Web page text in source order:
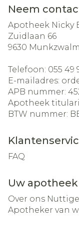
Neem
Apotheek Nicky
Zuidlaan 66
9630 Munkzwalm
Telefoon: 055 49
E-mailadres:
APB nummer:
Apotheek
BTW nummer:
FAQ
Uw apotheek
Over ons
Apotheker van